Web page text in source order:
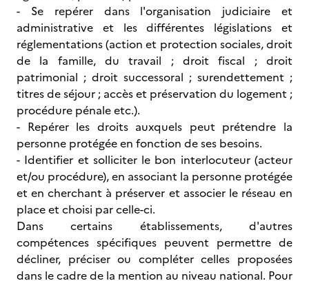
- Se repérer dans l'organisation judiciaire et
administrative et les différentes législations et
réglementations (action et protection sociales, droit
de la famille, du travail ; droit fiscal ; droit
patrimonial ; droit successoral ; surendettement ;
titres de séjour ; accès et préservation du logement ;
procédure pénale etc.).
- Repérer les droits auxquels peut prétendre la
personne protégée en fonction de ses besoins.
- Identifier et solliciter le bon interlocuteur (acteur
et/ou procédure), en associant la personne protégée
et en cherchant à préserver et associer le réseau en
place et choisi par celle-ci.
Dans certains établissements, d'autres
compétences spécifiques peuvent permettre de
décliner, préciser ou compléter celles proposées
dans le cadre de la mention au niveau national. Pour